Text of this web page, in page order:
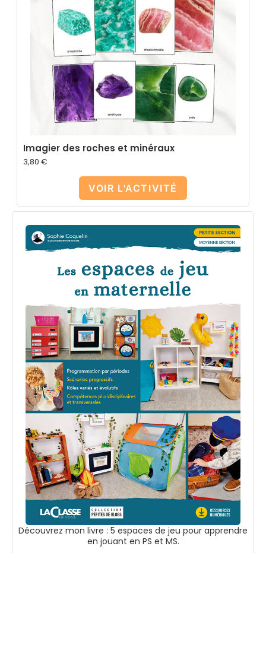
Imagier des roches et minéraux
3,80 €
VOIR L'ACTIVITÉ
Découvrez mon livre : 5 espaces de jeu pour apprendre
en jouant en PS et MS.